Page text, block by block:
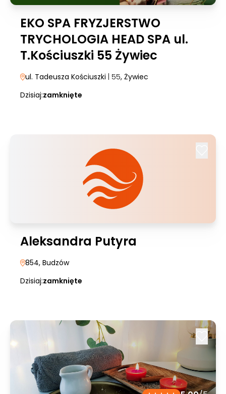
EKO SPA FRYZJERSTWO
TRYCHOLOGIA HEAD SPA ul.
T.Kościuszki 55 Żywiec
ul. Tadeusza Kościuszki | 55, Żywiec
Dzisiaj:zamknięte
Aleksandra Putyra
854, Budzów
Dzisiaj:zamknięte